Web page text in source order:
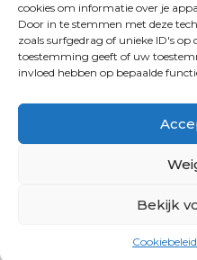
cookies om informatie over je
Door in te stemmen met deze
zoals surfgedrag of unieke ID's op
toestemming geeft of uw
invloed hebben op bepaalde
Bekijk
Cookiebeleid
Contact
Algemene voorwaarden
Retourneren
Klachten
Privacy policy